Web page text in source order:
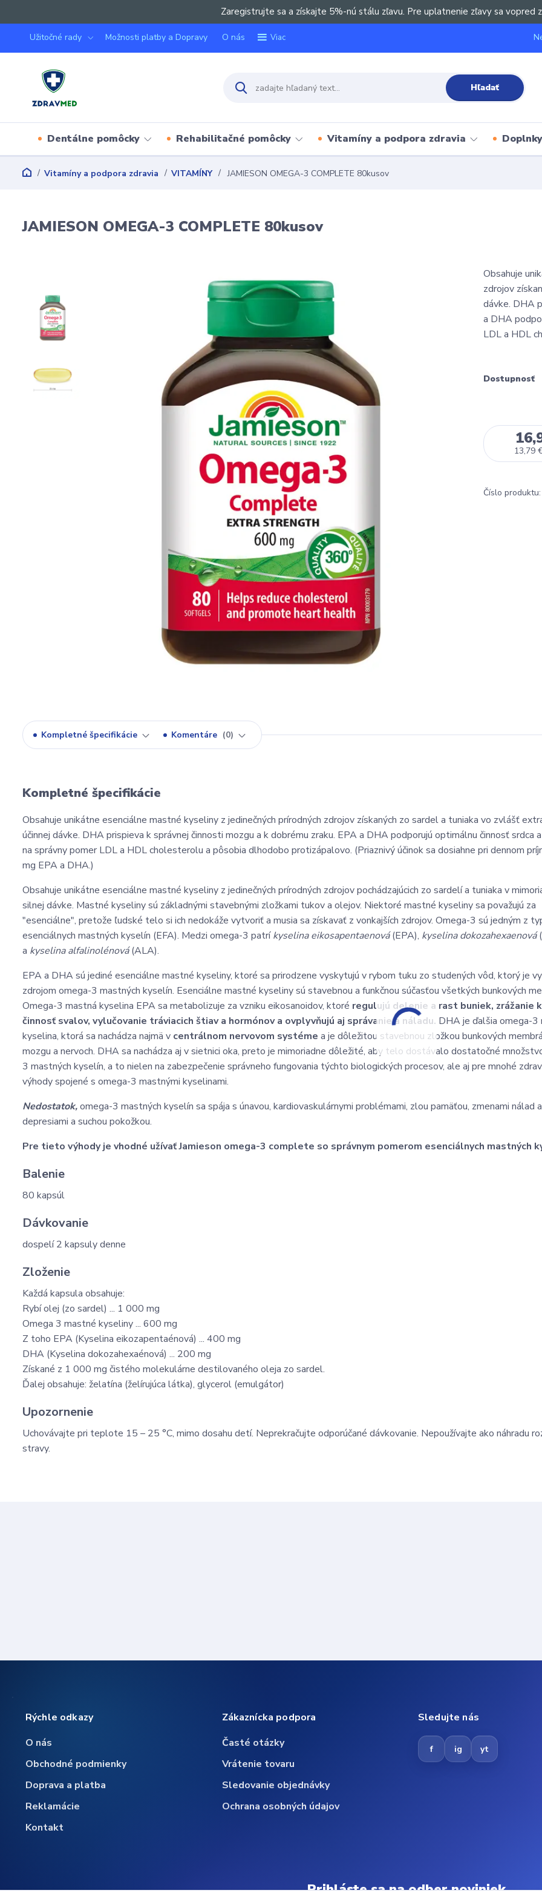
Zaregistrujte sa a získajte 5%-nú stálu zľavu. Pre uplatnenie zľavy sa vopred
Užitočné rady Možnosti platby a Dopravy O nás Viac
Hľadať
Dentálne pomôcky Rehabilitačné pomôcky Vitamíny a podpora zdravia
Vitamíny a podpora zdravia VITAMÍNY JAMIESON OMEGA-3 COMPLETE 80kusov
JAMIESON OMEGA-3 COMPLETE 80kusov
Obsahuje
zdrojov
dávke. DHA
a DHA
LDL a HDL
Dostupnosť
13,79
Číslo produktu:
Kompletné špecifikácie Komentáre 0
Kompletné špecifikácie
Obsahuje unikátne esenciálne mastné kyseliny z jedinečných prírodných zdrojov získaných zo sardel a tuniaka vo zvlášť
účinnej dávke. DHA prispieva k správnej činnosti mozgu a k dobrému zraku. EPA a DHA podporujú optimálnu činnosť srdca
na správny pomer LDL a HDL cholesterolu a pôsobia dlhodobo protizápalovo. (Priaznivý účinok sa dosiahne pri dennom
mg EPA a DHA.)
Obsahuje unikátne esenciálne mastné kyseliny z jedinečných prírodných zdrojov pochádzajúcich zo sardelí a tuniaka v
silnej dávke. Mastné kyseliny sú základnými stavebnými zložkami tukov a olejov. Niektoré mastné kyseliny sa považujú za
"esenciálne", pretože ľudské telo si ich nedokáže vytvoriť a musia sa získavať z vonkajších zdrojov. Omega-3 sú jedným z
esenciálnych mastných kyselín (EFA). Medzi omega-3 patríkyselina eikosapentaenová(EPA), kyselina dokozahexaenová
a kyselina alfalinolénová(ALA).
EPA a DHA sú jediné esenciálne mastné kyseliny, ktoré sa prirodzene vyskytujú v rybom tuku zo studených vôd, ktorý je
zdrojom omega-3 mastných kyselín. Esenciálne mastné kyseliny sú stavebnou a funkčnou súčasťou všetkých bunkových
Omega-3 mastná kyselina EPA sa metabolizuje za vzniku eikosanoidov, ktoré regulujú delenie a rast buniek, zrážanie
činnosť svalov, vylučovanie tráviacich štiav a hormónov a ovplyvňujú aj správanie a náladu. DHA je ďalšia omega-3
kyselina, ktorá sa nachádza najmä v centrálnom nervovom systéme a je dôležitou stavebnou zložkou bunkových
mozgu a nervoch. DHA sa nachádza aj v sietnici oka, preto je mimoriadne dôležité, aby telo dostávalo dostatočné
3 mastných kyselín, a to nielen na zabezpečenie správneho fungovania týchto biologických procesov, ale aj pre mnohé
výhody spojené s omega-3 mastnými kyselinami.
Nedostatok,omega-3 mastných kyselín sa spája s únavou, kardiovaskulárnymi problémami, zlou pamäťou, zmenami nálad
depresiami a suchou pokožkou.
Pre tieto výhody je vhodné užívať Jamieson omega-3 complete so správnym pomerom esenciálnych mastných
Balenie
80 kapsúl
Dávkovanie
dospelí 2 kapsuly denne
Zloženie
Každá kapsula obsahuje:
Rybí olej (zo sardel) ... 1 000 mg
Omega 3 mastné kyseliny ... 600 mg
Z toho EPA (Kyselina eikozapentaénová) ... 400 mg
DHA (Kyselina dokozahexaénová) ... 200 mg
Získané z 1 000 mg čistého molekulárne destilovaného oleja zo sardel.
Ďalej obsahuje: želatína (želírujúca látka), glycerol (emulgátor)
Upozornenie
Uchovávajte pri teplote 15 – 25 °C, mimo dosahu detí. Neprekračujte odporúčané dávkovanie. Nepoužívajte ako náhradu
stravy.
Rýchle odkazy
O nás
Obchodné podmienky
Doprava a platba
Reklamácie
Kontakt
Zákaznícka podpora
Časté otázky
Vrátenie tovaru
Sledovanie objednávky
Ochrana osobných údajov
Sledujte nás
f ig yt
Prihláste sa na odber noviniek